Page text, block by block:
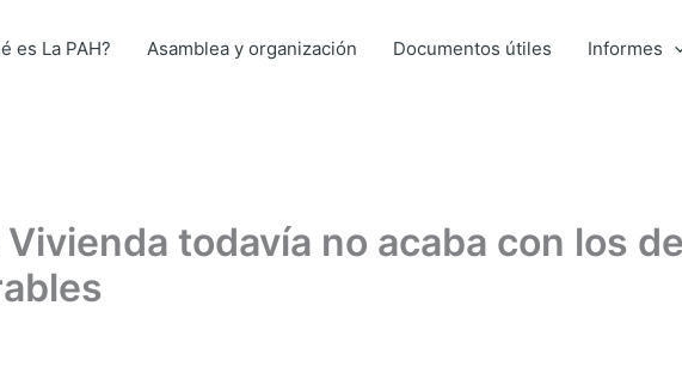
es La PAH? Asamblea y organización Documentos útiles Informes
todavía no acaba con los